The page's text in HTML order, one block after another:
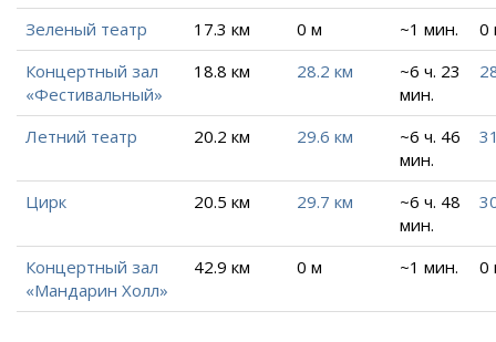
Зеленый театр 17.3 км 0 м ~1 мин.
0
Концертный зал
«Фестивальный»
18.8 км 28.2 км
~6 ч. 23
мин.
Летний театр 20.2 км 29.6 км
~6 ч. 46
мин.
Цирк 20.5 км 29.7 км
~6 ч. 48
мин.
Концертный зал
«Мандарин Холл»
42.9 км 0 м ~1 мин. 0